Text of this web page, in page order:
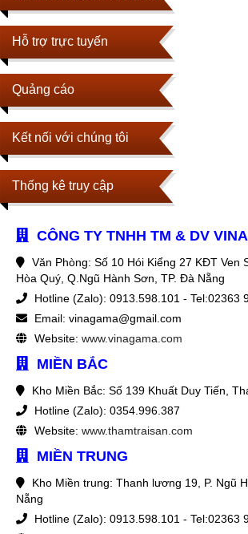
Hỗ trợ trực tuyến
Quảng cáo
Kết nối với chúng tôi
Thống kê truy cập
CÔNG TY TNHH TM & DV
Văn Phòng: Số 10 Hói Kiểng 27 KĐT Ven
Hòa Quý, Q.Ngũ Hành Sơn, TP. Đà Nẵng
Hotline (Zalo): 0913.598.101 - Tel:02363
Email: vinagama@gmail.com
Website: www.vinagama.com
MIỀN BẮC
Kho Miền Bắc: Số 139 Khuất Duy Tiến,
Hotline (Zalo): 0354.996.387
Website: www.thamtraisan.com
MIỀN TRUNG
Kho Miền trung: Thanh lương 19, P. Ngũ
Nẵng
Hotline (Zalo): 0913.598.101 - Tel:02363